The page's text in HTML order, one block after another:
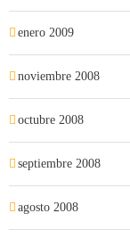
enero 2009
noviembre 2008
octubre 2008
septiembre 2008
agosto 2008